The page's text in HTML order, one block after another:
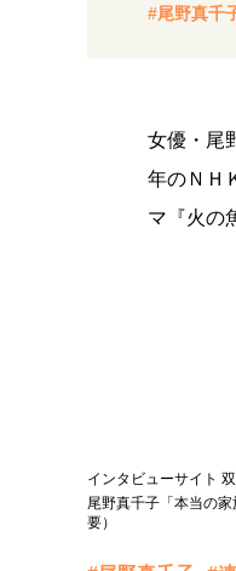
#尾野真千
女優・尾
年のＮＨ
マ『火の
インタビューサイト
尾野真千子「本当の
要）